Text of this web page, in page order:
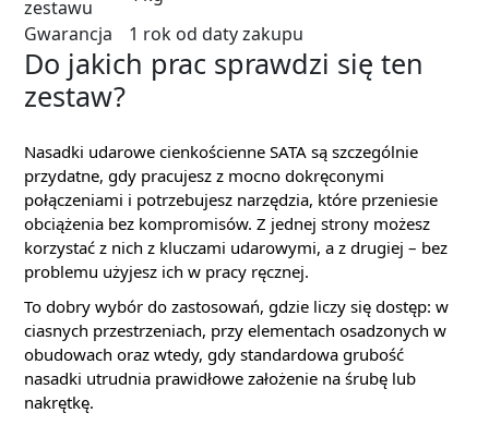
zestawu
Gwarancja
1 rok od daty zakupu
Do jakich prac sprawdzi się ten
zestaw?
Nasadki udarowe cienkościenne SATA są szczególnie
przydatne, gdy pracujesz z mocno dokręconymi
połączeniami i potrzebujesz narzędzia, które przeniesie
obciążenia bez kompromisów. Z jednej strony możesz
korzystać z nich z kluczami udarowymi, a z drugiej – bez
problemu użyjesz ich w pracy ręcznej.
To dobry wybór do zastosowań, gdzie liczy się dostęp: w
ciasnych przestrzeniach, przy elementach osadzonych w
obudowach oraz wtedy, gdy standardowa grubość
nasadki utrudnia prawidłowe założenie na śrubę lub
nakrętkę.